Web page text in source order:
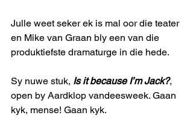
Julle weet seker ek is mal oor die teater
en Mike van Graan bly een van die
produktiefste dramaturge in die hede.
Sy nuwe stuk, Is it because I’m Jack?,
open by Aardklop vandeesweek. Gaan
kyk, mense! Gaan kyk.